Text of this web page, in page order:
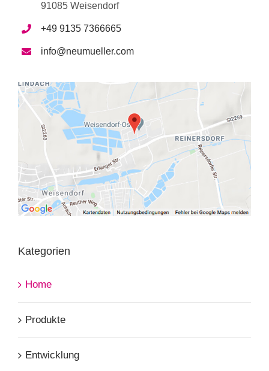
91085 Weisendorf
+49 9135 7366665
info@neumueller.com
Kategorien
Home
Produkte
Entwicklung